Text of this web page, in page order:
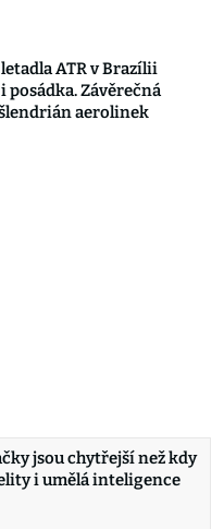
ATR v Brazílii
posádka. Závěrečná
aerolinek
jsou chytřejší než kdy
i umělá inteligence